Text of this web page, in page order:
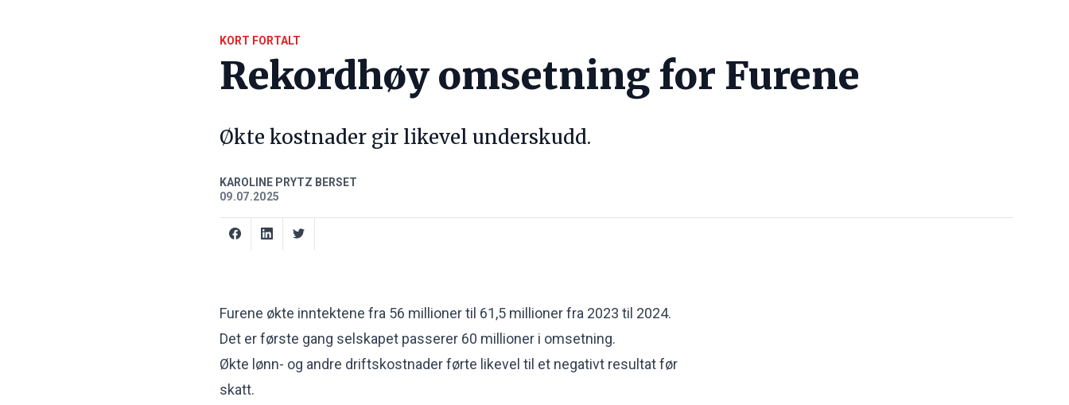
KORT FORTALT
Rekordhøy omsetning for Furene
Økte kostnader gir likevel underskudd.
KAROLINE PRYTZ BERSET
09.07.2025
Furene økte inntektene fra 56 millioner til 61,5 millioner fra 2023 til 2024.
Det er første gang selskapet passerer 60 millioner i omsetning.
Økte lønn- og andre driftskostnader førte likevel til et negativt resultat før
skatt.